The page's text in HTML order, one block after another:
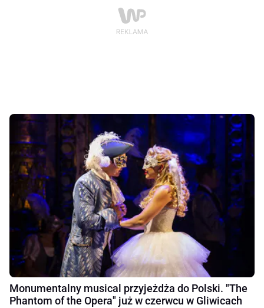
Monumentalny musical przyjeżdża do Polski. "The
Phantom of the Opera" już w czerwcu w Gliwicach